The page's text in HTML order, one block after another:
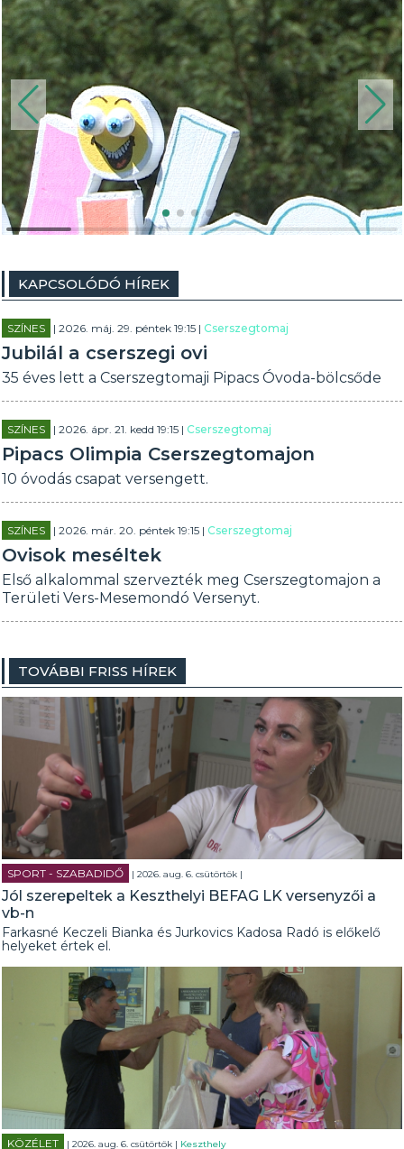
KAPCSOLÓDÓ HÍREK
SZÍNES | 2026. máj. 29. péntek 19:15 |Cserszegtomaj
Jubilál a cserszegi ovi
35 éves lett a Cserszegtomaji Pipacs Óvoda-bölcsőde
SZÍNES | 2026. ápr. 21. kedd 19:15 |Cserszegtomaj
Pipacs Olimpia Cserszegtomajon
10 óvodás csapat versengett.
SZÍNES | 2026. már. 20. péntek 19:15 |Cserszegtomaj
Ovisok meséltek
Első alkalommal szervezték meg Cserszegtomajon a
Területi Vers-Mesemondó Versenyt.
TOVÁBBI FRISS HÍREK
SPORT - SZABADIDŐ | 2026. aug. 6. csütörtök |
Jól szerepeltek a Keszthelyi BEFAG LK versenyzői a
vb-n
Farkasné Keczeli Bianka és Jurkovics Kadosa Radó is előkelő
helyeket értek el.
KÖZÉLET | 2026. aug. 6. csütörtök | Keszthely